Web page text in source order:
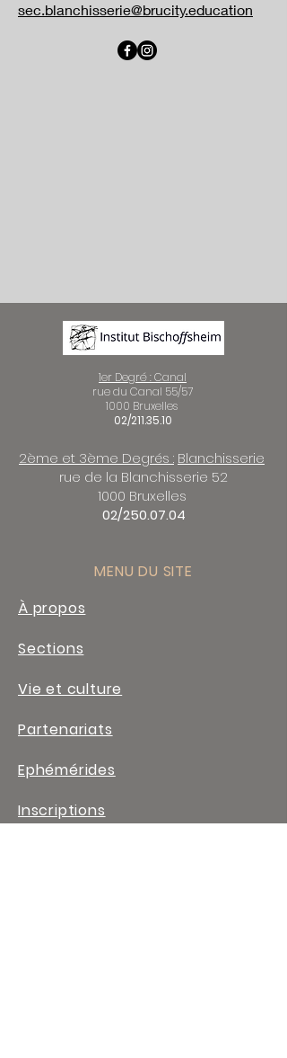
sec.blanchisserie@brucity.education
1er Degré : Canal
rue du Canal 55/57
1000 Bruxelles
02/211.35.10
2ème et 3ème Degrés : Blanchisserie
rue de la Blanchisserie 52
1000 Bruxelles
02/250.07.04
MENU DU SITE
À propos
Sections
Vie et culture
Partenariats
Ephémérides
Inscriptions